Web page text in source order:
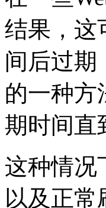
结果，这
间后过期
的一种方
期时间直
这种情况
以及正常